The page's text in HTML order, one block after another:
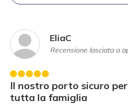
EliaC
Recensione lasciata a
Il nostro porto sicuro
tutta la famiglia